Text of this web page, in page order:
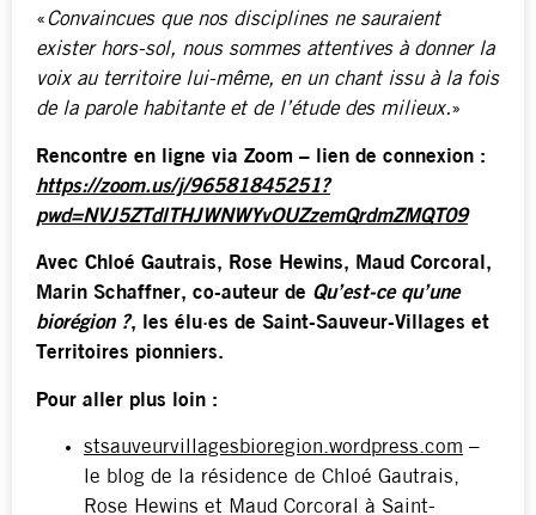
« Convaincues que nos disciplines ne sauraient
exister hors-sol, nous sommes attentives à donner la
voix au territoire lui-même, en un chant issu à la fois
de la parole habitante et de l’étude des milieux.»
Rencontre en ligne via Zoom – lien de connexion :
https://zoom.us/j/96581845251?
pwd=NVJ5ZTdlTHJWNWYvOUZzemQrdmZMQT09
Avec Chloé Gautrais, Rose Hewins, Maud Corcoral,
Marin Schaffner, co-auteur de Qu’est-ce qu’une
biorégion ?, les élu·es de Saint-Sauveur-Villages et
Territoires pionniers.
Pour aller plus loin :
stsauveurvillagesbioregion.wordpress.com –
le blog de la résidence de Chloé Gautrais,
Rose Hewins et Maud Corcoral à Saint-